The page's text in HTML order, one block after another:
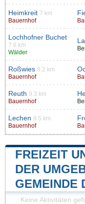
Heimkreit 7 km
Bauernhof
Lochhofner Buchet
7.6 km
Wälder
Roßwies 8.2 km
Bauernhof
Reuth 9.3 km
Bauernhof
Lechen 9.5 km
Bauernhof
FREIZEIT
DER
GEMEINDE
Keine Aktivitäten